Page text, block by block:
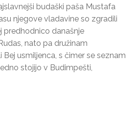
budaški paša Mustafa
njegove vladavine so zgradili
predhodnico današnje
nato pa družinam
Bej usmiljenca, s čimer se seznam
stojijo v Budimpešti,